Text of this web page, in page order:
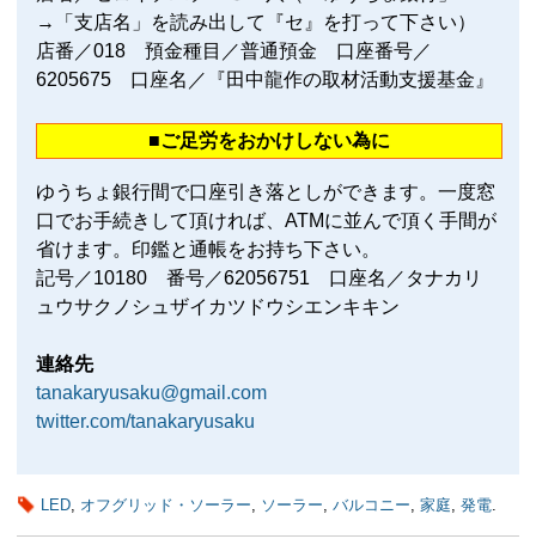
→「支店名」を読み出して『セ』を打って下さい）
店番／018 預金種目／普通預金 口座番号／
6205675 口座名／『田中龍作の取材活動支援基金』
■ご足労をおかけしない為に
ゆうちょ銀行間で口座引き落としができます。一度窓
口でお手続きして頂ければ、ATMに並んで頂く手間が
省けます。印鑑と通帳をお持ち下さい。
記号／10180 番号／62056751 口座名／タナカリ
ュウサクノシュザイカツドウシエンキキン
連絡先
tanakaryusaku@gmail.com
twitter.com/tanakaryusaku
LED オフグリッド・ソーラー ソーラー バルコニー 家庭 発電